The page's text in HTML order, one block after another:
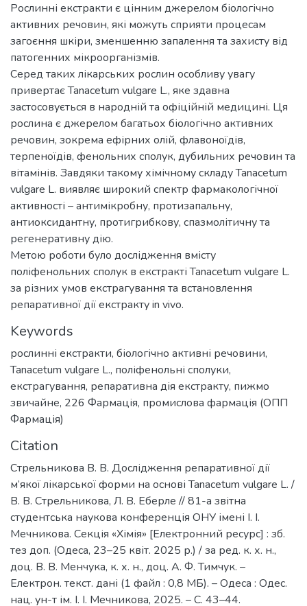
Рослинні екстракти є цінним джерелом біологічно
активних речовин, які можуть сприяти процесам
загоєння шкіри, зменшенню запалення та захисту від
патогенних мікроорганізмів.
Серед таких лікарських рослин особливу увагу
привертає Tanacetum vulgare L., яке здавна
застосовується в народній та офіційній медицині. Ця
рослина є джерелом багатьох біологічно активних
речовин, зокрема ефірних олій, флавоноїдів,
терпеноїдів, фенольних сполук, дубильних речовин та
вітамінів. Завдяки такому хімічному складу Tanacetum
vulgare L. виявляє широкий спектр фармакологічної
активності – антимікробну, протизапальну,
антиоксидантну, протигрибкову, спазмолітичну та
регенеративну дію.
Метою роботи було дослідження вмісту
поліфенольних сполук в екстракті Tanacetum vulgare L.
за різних умов екстрагування та встановлення
репаративної дії екстракту in vivo.
Keywords
рослинні екстракти, біологічно активні речовини,
Tanacetum vulgare L., поліфенольні сполуки,
екстрагування, репаративна дія екстракту, пижмо
звичайне, 226 Фармація, промислова фармація (ОПП
Фармація)
Citation
Стрельникова В. В. Дослідження репаративної дії
м’якої лікарської форми на основі Tanacetum vulgare L. /
В. В. Стрельникова, Л. В. Еберле // 81-а звітна
студентська наукова конференція ОНУ імені І. І.
Мечникова. Секція «Хімія» [Електронний ресурс] : зб.
тез доп. (Одеса, 23–25 квіт. 2025 р.) / за ред. к. х. н.,
доц. В. В. Менчука, к. х. н., доц. А. Ф. Тимчук. –
Електрон. текст. дані (1 файл : 0,8 МБ). – Одеса : Одес.
нац. ун-т ім. І. І. Мечникова, 2025. – С. 43–44.